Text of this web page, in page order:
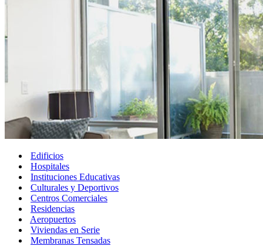
Edificios
Hospitales
Instituciones Educativas
Culturales y Deportivos
Centros Comerciales
Residencias
Aeropuertos
Viviendas en Serie
Membranas Tensadas